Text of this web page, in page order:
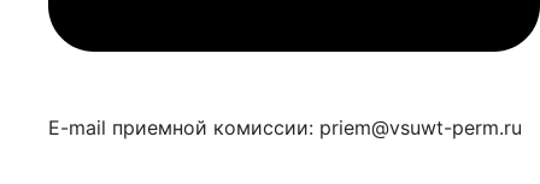
E-mail приемной комиссии: priem@vsuwt-perm.ru